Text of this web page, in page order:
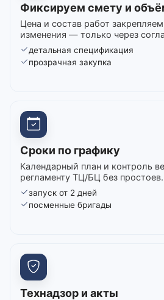
Фиксируем смету и
Цена и состав работ
изменения — только через
детальная спецификация
прозрачная закупка
Сроки по графику
Календарный план и контроль
регламенту ТЦ/БЦ без простоев.
запуск от 2 дней
посменные бригады
Технадзор и акты